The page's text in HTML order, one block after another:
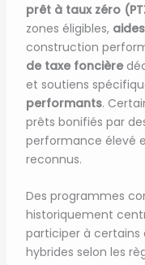
prêt à taux zéro
zones éligibles,
construction
de taxe foncière
et soutiens
performants.
prêts bonifiés par
performance élevé
reconnus.
Des programmes
historiquement
participer à certains
hybrides selon les